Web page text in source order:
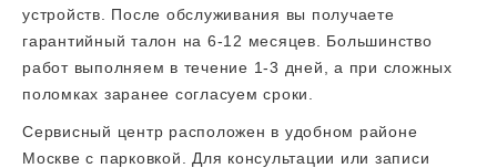
устройств. После обслуживания вы получаете
гарантийный талон на 6-12 месяцев. Большинство
работ выполняем в течение 1-3 дней, а при сложных
поломках заранее согласуем сроки.
Сервисный центр расположен в удобном районе
Москве с парковкой. Для консультации или записи